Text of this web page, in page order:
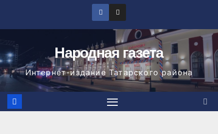
Народная газета
Интернет-издание Татарского района